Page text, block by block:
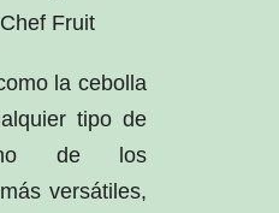
Fruit
la cebolla
tipo de
de los
versátiles,